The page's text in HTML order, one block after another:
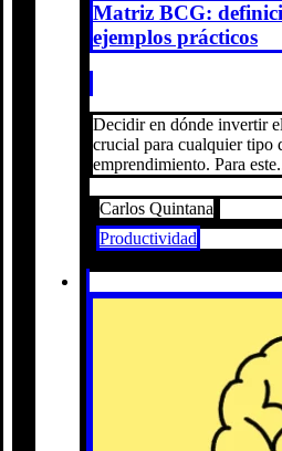
Matriz BCG:
ejemplos prácticos
Decidir en dónde invertir
crucial para cualquier tipo
emprendimiento. Para
Carlos Quintana
Productividad